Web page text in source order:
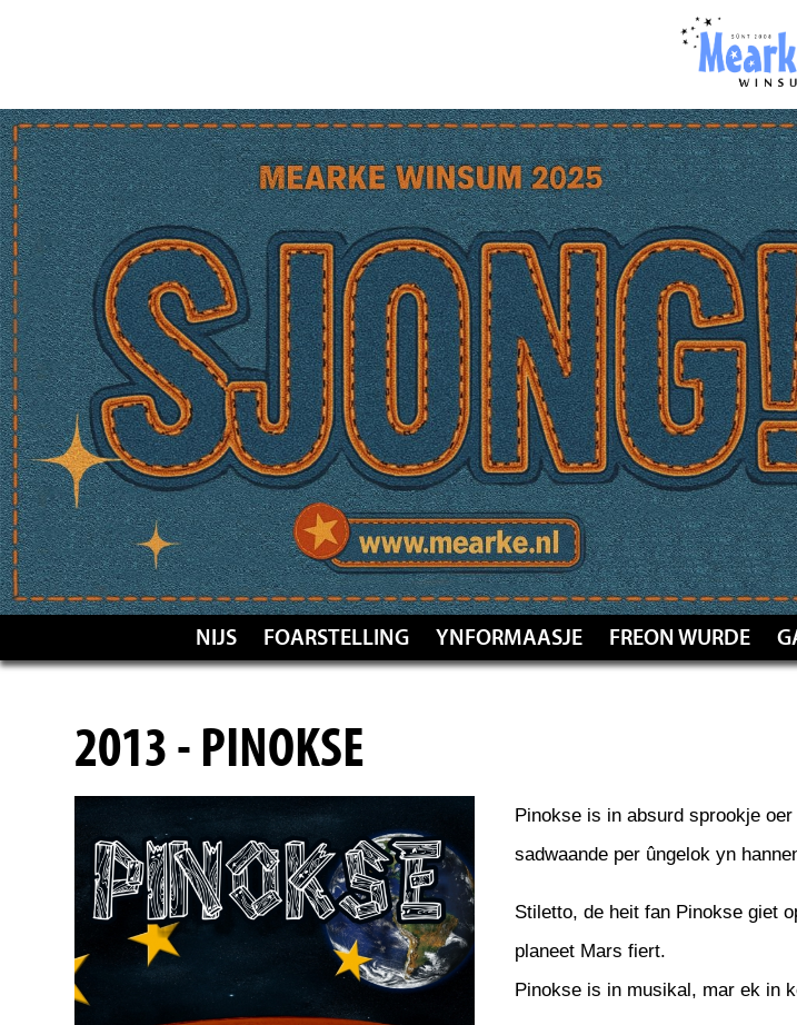
NIJS FOARSTELLING YNFORMAASJE FREON WURDE
2013 - PINOKSE
Pinokse is in absurd sprookje
sadwaande per ûngelok yn
Stiletto, de heit fan Pinokse giet
planeet Mars fiert.
Pinokse is in musikal, mar ek in